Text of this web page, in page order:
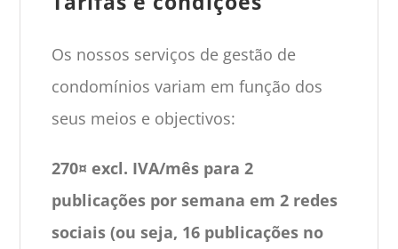
Os nossos serviços de gestão de
condomínios variam em função dos
seus meios e objectivos:
270¤ excl. IVA/mês para 2
publicações por semana em 2 redes
sociais (ou seja, 16 publicações no